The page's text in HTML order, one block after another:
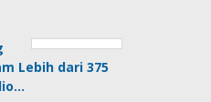
Lebih dari 375